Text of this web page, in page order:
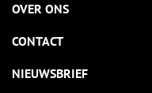
OVER ONS
CONTACT
NIEUWSBRIEF